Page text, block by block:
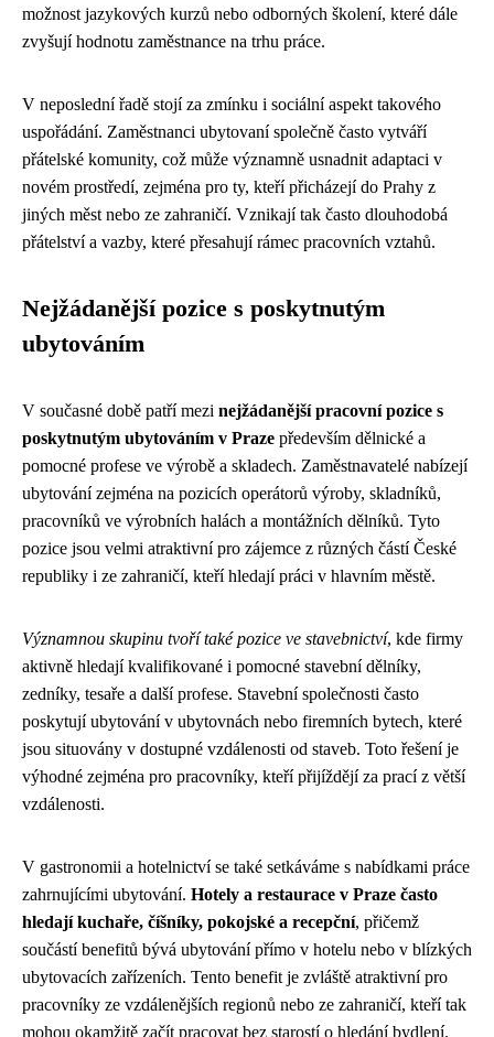
možnost jazykových kurzů nebo odborných školení, které dále
zvyšují hodnotu zaměstnance na trhu práce.
V neposlední řadě stojí za zmínku i sociální aspekt takového
uspořádání. Zaměstnanci ubytovaní společně často vytváří
přátelské komunity, což může významně usnadnit adaptaci v
novém prostředí, zejména pro ty, kteří přicházejí do Prahy z
jiných měst nebo ze zahraničí. Vznikají tak často dlouhodobá
přátelství a vazby, které přesahují rámec pracovních vztahů.
Nejžádanější pozice s poskytnutým
ubytováním
V současné době patří mezi nejžádanější pracovní pozice s
poskytnutým ubytováním v Praze především dělnické a
pomocné profese ve výrobě a skladech. Zaměstnavatelé nabízejí
ubytování zejména na pozicích operátorů výroby, skladníků,
pracovníků ve výrobních halách a montážních dělníků. Tyto
pozice jsou velmi atraktivní pro zájemce z různých částí České
republiky i ze zahraničí, kteří hledají práci v hlavním městě.
Významnou skupinu tvoří také pozice ve stavebnictví, kde firmy
aktivně hledají kvalifikované i pomocné stavební dělníky,
zedníky, tesaře a další profese. Stavební společnosti často
poskytují ubytování v ubytovnách nebo firemních bytech, které
jsou situovány v dostupné vzdálenosti od staveb. Toto řešení je
výhodné zejména pro pracovníky, kteří přijíždějí za prací z větší
vzdálenosti.
V gastronomii a hotelnictví se také setkáváme s nabídkami práce
zahrnujícími ubytování. Hotely a restaurace v Praze často
hledají kuchaře, číšníky, pokojské a recepční, přičemž
součástí benefitů bývá ubytování přímo v hotelu nebo v blízkých
ubytovacích zařízeních. Tento benefit je zvláště atraktivní pro
pracovníky ze vzdálenějších regionů nebo ze zahraničí, kteří tak
mohou okamžitě začít pracovat bez starostí o hledání bydlení.